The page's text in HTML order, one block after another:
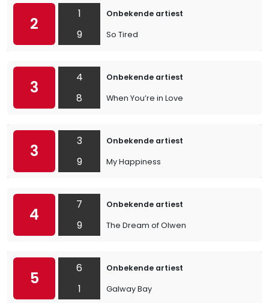
2
1
9
Onbekende artiest
So Tired
3
4
8
Onbekende artiest
When You’re in Love
3
3
9
Onbekende artiest
My Happiness
4
7
9
Onbekende artiest
The Dream of Olwen
5
6
1
Onbekende artiest
Galway Bay